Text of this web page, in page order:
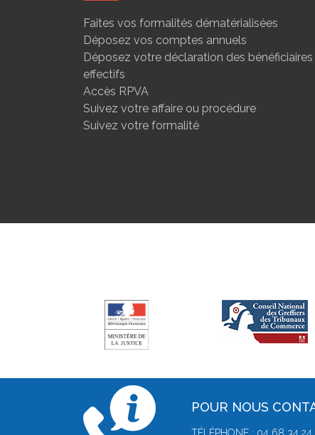
Faites vos formalités dématérialisées
Déposez vos comptes annuels
Déposez votre déclaration des bénéficiaires
effectifs
Accès RPVA
Suivez votre affaire ou procédure
Suivez votre formalité
POUR NOUS